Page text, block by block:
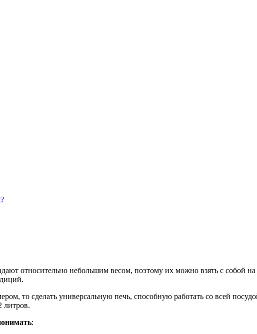
относительно небольшим весом, поэтому их можно взять с собой
то сделать универсальную печь, способную работать со всей
литров.
: